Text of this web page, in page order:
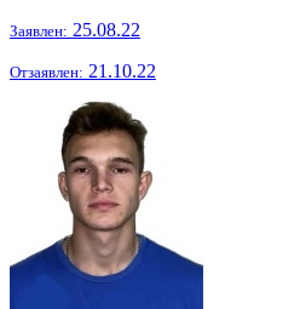
Заявлен: 25.08.22
Отзаявлен: 21.10.22